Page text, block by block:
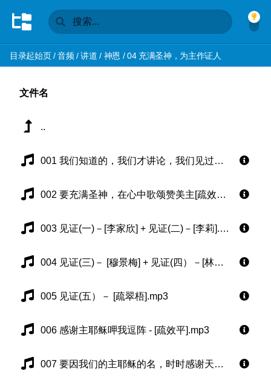
目录起始页/音频/讲道 / 神恩 /04 充满圣神，为主作证人
文件名
..
001 我们知道的，我们才讲论，我们见过的，我们才作证[疏效平] .mp3
002 要充满圣神，在心中歌颂赞美主[疏效平].mp3
003 见证(一)－[李家欣] + 见证(二)－[李莉].mp3
004 见证(三)－ [穆景梅] + 见证(四）－[林淑英] .mp3
005 见证(五）－ [疏翠梧].mp3
006 感谢主耶稣呷我逗阵 - [疏效平].mp3
007 要因我们的主耶稣的名，时时感谢天主父[疏效平].mp3